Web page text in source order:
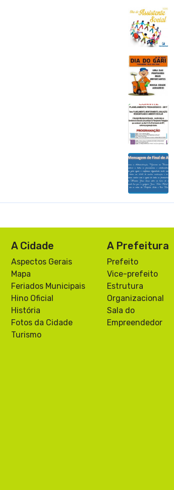
A Cidade
Aspectos Gerais
Mapa
Feriados Municipais
Hino Oficial
História
Fotos da Cidade
Turismo
A Prefeitura
Prefeito
Vice-prefeito
Estrutura
Organizacional
Sala do
Empreendedor